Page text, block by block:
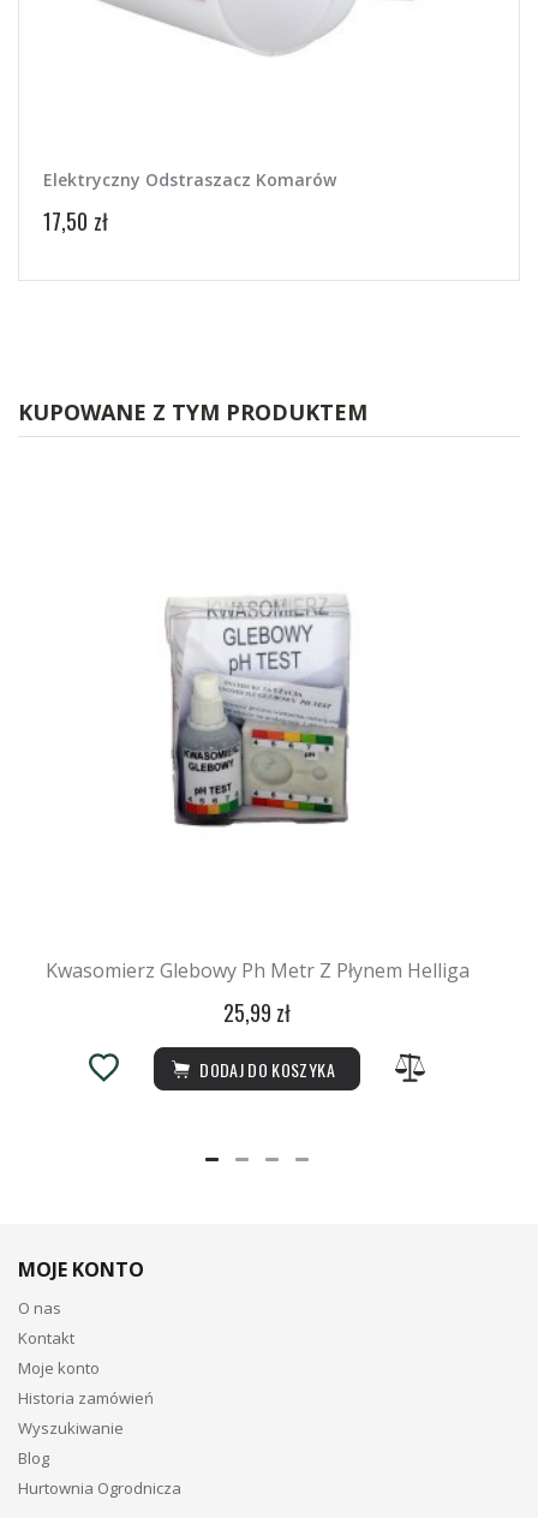
Elektryczny Odstraszacz Komarów
17,50 zł
KUPOWANE Z TYM PRODUKTEM
Kwasomierz Glebowy Ph Metr Z Płynem Helliga
25,99 zł
DODAJ DO KOSZYKA
MOJE KONTO
O nas
Kontakt
Moje konto
Historia zamówień
Wyszukiwanie
Blog
Hurtownia Ogrodnicza